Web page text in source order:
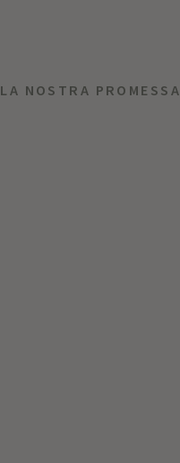
LA NOSTRA PROMESSA